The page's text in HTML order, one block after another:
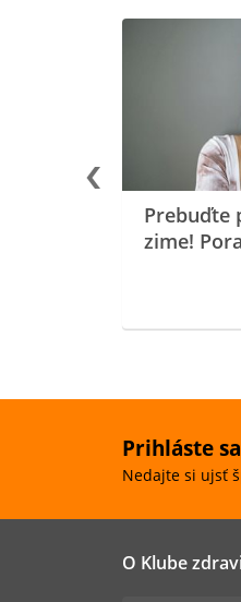
Prebuďte
zime!
Prihláste
Nedajte si ujsť
O Klube